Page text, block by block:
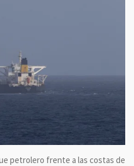
petrolero frente a las costas de